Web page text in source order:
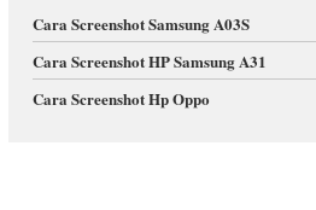
Cara Screenshot Samsung A03S
Cara Screenshot HP Samsung A31
Cara Screenshot Hp Oppo